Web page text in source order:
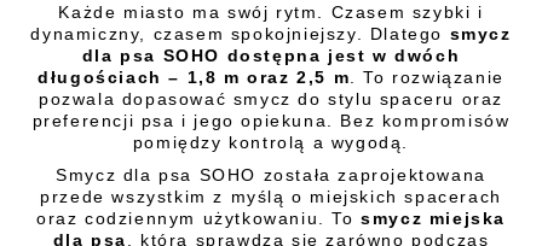
Każde miasto ma swój rytm. Czasem szybki i
dynamiczny, czasem spokojniejszy. Dlatego smycz
dla psa SOHO dostępna jest w dwóch
długościach – 1,8 m oraz 2,5 m . To rozwiązanie
pozwala dopasować smycz do stylu spaceru oraz
preferencji psa i jego opiekuna. Bez kompromisów
pomiędzy kontrolą a wygodą.
Smycz dla psa SOHO została zaprojektowana
przede wszystkim z myślą o miejskich spacerach
oraz codziennym użytkowaniu. Tosmycz miejska
dla psa
, która sprawdza się zarówno podczas